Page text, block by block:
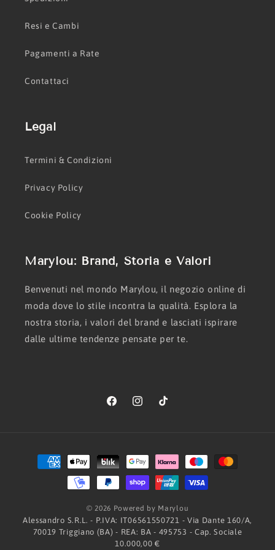
Resi e Cambi
Pagamenti a Rate
Contattaci
Legal
Termini & Condizioni
Privacy Policy
Cookie Policy
Marylou: Brand, Storia e Valori
Benvenuti nel mondo Marylou, il negozio online di
moda dove lo stile incontra la qualità. Esplora la
nostra storia, i valori del brand e lasciati ispirare
dalle ultime tendenze pensate per te.
FacebookInstagramTikTok
Metodi
di
pagamento
© 2026 Powered by Marylou
Alessandro S.R.L. - P.IVA: IT06561550721 - Via Dante 160/A,
70019 Triggiano (BA) - REA: BA - 495753 - Cap. Sociale
10.000,00 €